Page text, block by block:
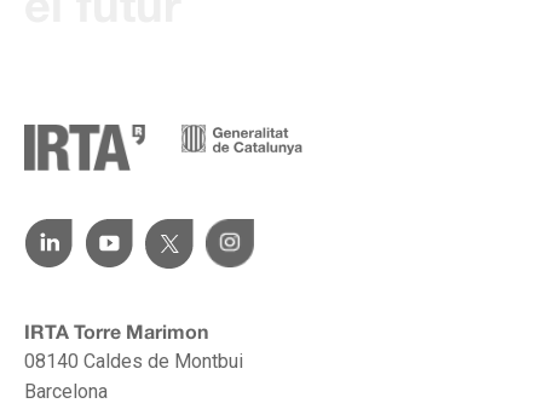
IRTA Torre Marimon
08140 Caldes de Montbui
Barcelona